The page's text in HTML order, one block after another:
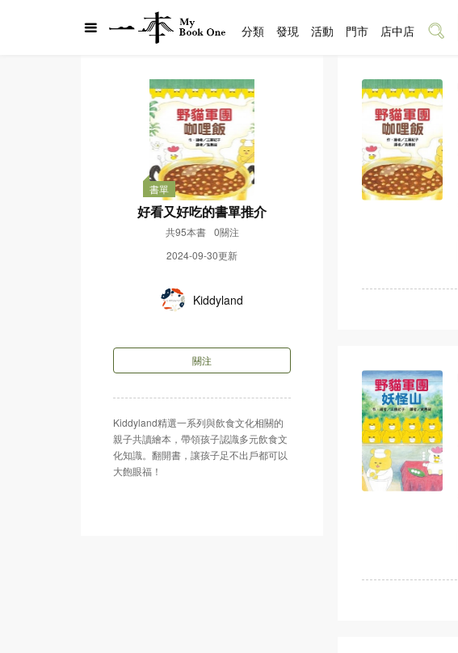
書單
好看又好吃的書單推介
共95本書
0關注
2024-09-30更新
Kiddyland
關注
Kiddyland精選一系列與飲食文化相關的
親子共讀繪本，帶領孩子認識多元飲食文
化知識。翻開書，讓孩子足不出戶都可以
大飽眼福！
分類 發現 活動 門市 店中店